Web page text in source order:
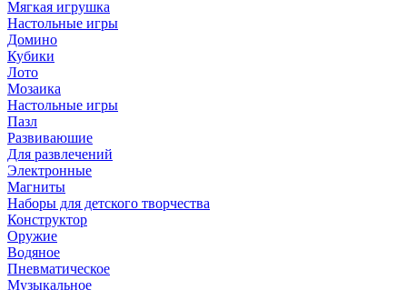
Мягкая игрушка
Настольные игры
Домино
Кубики
Лото
Мозаика
Настольные игры
Пазл
Развиваюшие
Для развлечений
Электронные
Магниты
Наборы для детского творчества
Конструктор
Оружие
Водяное
Пневматическое
Музыкальное